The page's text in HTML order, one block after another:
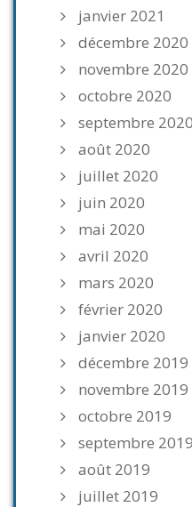
janvier 2021
décembre 2020
novembre 2020
octobre 2020
septembre 2020
août 2020
juillet 2020
juin 2020
mai 2020
avril 2020
mars 2020
février 2020
janvier 2020
décembre 2019
novembre 2019
octobre 2019
septembre 2019
août 2019
juillet 2019